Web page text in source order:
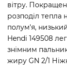
вітру.
розподіл тепла
полум'я,
Hendi 149508
знімним
жиру GN 2/1